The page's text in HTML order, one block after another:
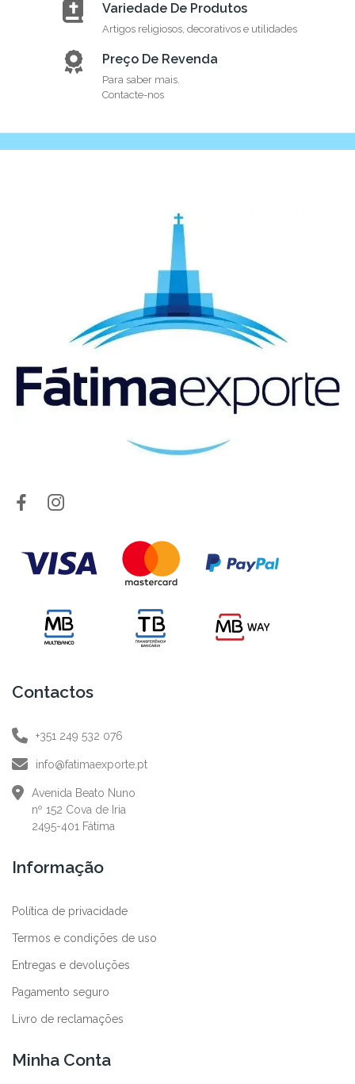
Variedade De Produtos
Artigos religiosos, decorativos e utilidades
Preço De Revenda
Para saber mais.
Contacte-nos
Contactos
+351 249 532 076
info@fatimaexporte.pt
Avenida Beato Nuno
nº 152 Cova de Iria
2495-401 Fátima
Informação
Política de privacidade
Termos e condições de uso
Entregas e devoluções
Pagamento seguro
Livro de reclamações
Minha Conta